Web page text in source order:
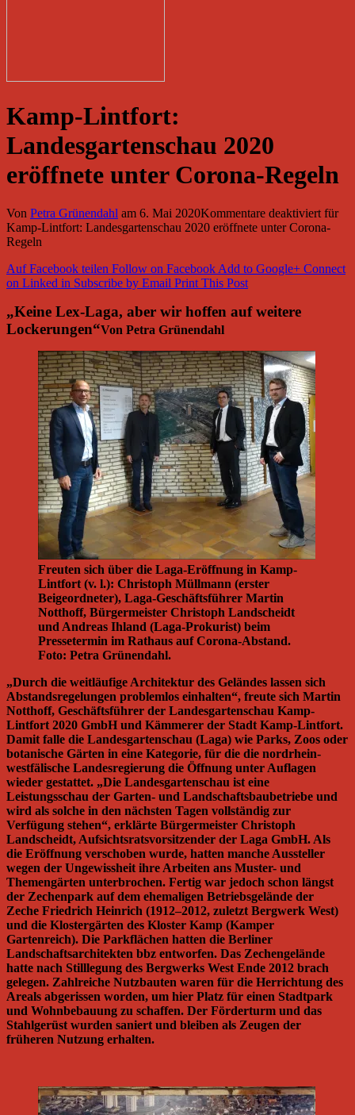
Kamp-Lintfort:
Landesgartenschau 2020
eröffnete unter Corona-Regeln
Von Petra Grünendahl am 6. Mai 2020Kommentare deaktiviertfür
Kamp-Lintfort: Landesgartenschau 2020 eröffnete unter Corona-
Regeln
Auf Facebook teilen Follow on FacebookAdd to Google+ Connect
on Linked in Subscribe by Email Print This Post
„Keine Lex-Laga, aber wir hoffen auf weitere
Lockerungen“Von Petra Grünendahl
Freuten sich über die Laga-Eröffnung in Kamp-
Lintfort (v. l.): Christoph Müllmann (erster
Beigeordneter), Laga-Geschäftsführer Martin
Notthoff, Bürgermeister Christoph Landscheidt
und Andreas Ihland (Laga-Prokurist) beim
Pressetermin im Rathaus auf Corona-Abstand.
Foto: Petra Grünendahl.
„Durch die weitläufige Architektur des Geländes lassen sich
Abstandsregelungen problemlos einhalten“, freute sich Martin
Notthoff, Geschäftsführer der Landesgartenschau Kamp-
Lintfort 2020 GmbH und Kämmerer der Stadt Kamp-Lintfort.
Damit falle die Landesgartenschau (Laga) wie Parks, Zoos oder
botanische Gärten in eine Kategorie, für die die nordrhein-
westfälische Landesregierung die Öffnung unter Auflagen
wieder gestattet. „Die Landesgartenschau ist eine
Leistungsschau der Garten- und Landschaftsbaubetriebe und
wird als solche in den nächsten Tagen vollständig zur
Verfügung stehen“, erklärte Bürgermeister Christoph
Landscheidt, Aufsichtsratsvorsitzender der Laga GmbH. Als
die Eröffnung verschoben wurde, hatten manche Aussteller
wegen der Ungewissheit ihre Arbeiten ans Muster- und
Themengärten unterbrochen. Fertig war jedoch schon längst
der Zechenpark auf dem ehemaligen Betriebsgelände der
Zeche Friedrich Heinrich (1912–2012, zuletzt Bergwerk West)
und die Klostergärten des Kloster Kamp (Kamper
Gartenreich). Die Parkflächen hatten die Berliner
Landschaftsarchitekten bbz entworfen. Das Zechengelände
hatte nach Stilllegung des Bergwerks West Ende 2012 brach
gelegen. Zahlreiche Nutzbauten waren für die Herrichtung des
Areals abgerissen worden, um hier Platz für einen Stadtpark
und Wohnbebauung zu schaffen. Der Förderturm und das
Stahlgerüst wurden saniert und bleiben als Zeugen der
früheren Nutzung erhalten.